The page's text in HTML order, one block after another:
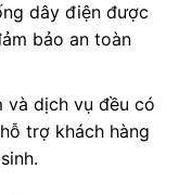
dây điện được
bảo an toàn
và dịch vụ đều có
trợ khách hàng